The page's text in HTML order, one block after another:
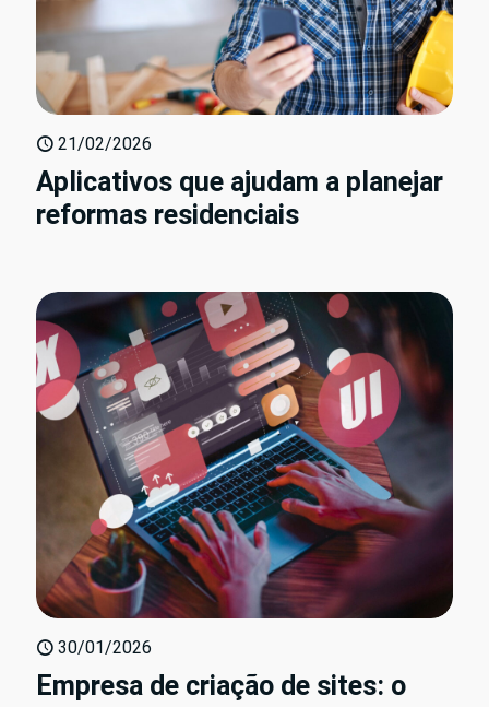
21/02/2026
Aplicativos que ajudam a planejar
reformas residenciais
30/01/2026
Empresa de criação de sites: o